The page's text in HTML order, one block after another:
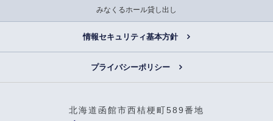
みなくるホール貸し出し
情報セキュリティ基本方針
プライバシーポリシー
北海道函館市西桔梗町589番地